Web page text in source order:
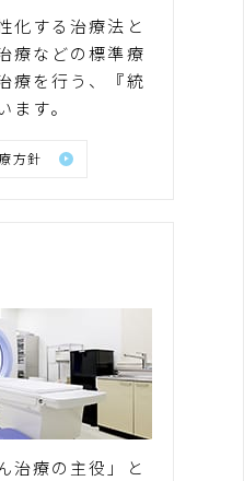
化する治療法と
療などの標準療
療を行う、『統
す。
方針
治療の主役」と